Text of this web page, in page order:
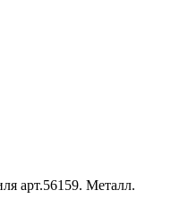
арт.56159. Металл.